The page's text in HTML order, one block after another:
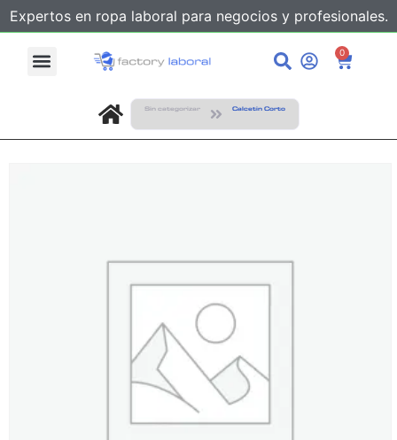
Expertos en ropa laboral para negocios y profesionales.
0
Sin categorizar Calcetin Corto